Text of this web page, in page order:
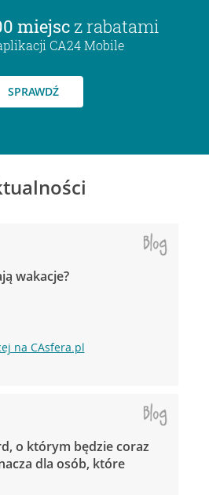
miejsc z rabatami
CA24 Mobile
SPRAWDŹ
wakacje?
na CAsfera.pl
o którym będzie coraz
dla osób, które